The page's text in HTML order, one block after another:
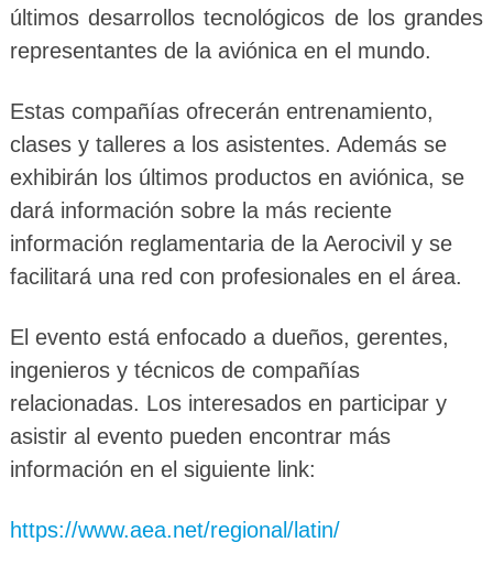
últimos desarrollos tecnológicos de los grandes
representantes de la aviónica en el mundo.
Estas compañías ofrecerán entrenamiento,
clases y talleres a los asistentes. Además se
exhibirán los últimos productos en aviónica, se
dará información sobre la más reciente
información reglamentaria de la Aerocivil y se
facilitará una red con profesionales en el área.
El evento está enfocado a dueños, gerentes,
ingenieros y técnicos de compañías
relacionadas. Los interesados en participar y
asistir al evento pueden encontrar más
información en el siguiente link:
https://www.aea.net/regional/latin/